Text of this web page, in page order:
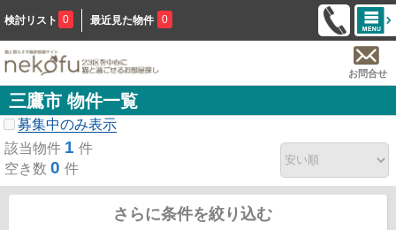
検討リスト 0 最近見た物件 0
お問合せ
三鷹市 物件一覧
募集中のみ表示
該当物件 1 件
空き数 0 件
さらに条件を絞り込む